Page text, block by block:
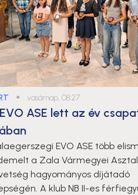
● vasárnap, 08:27
ASE lett az év
EVO ASE több
a Zala Vármegyei
hagyományos díjátadó
A klub NB II-es